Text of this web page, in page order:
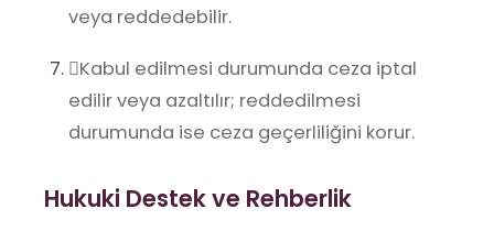
veya reddedebilir.
Kabul edilmesi durumunda ceza iptal
edilir veya azaltılır; reddedilmesi
durumunda ise ceza geçerliliğini korur.
Hukuki Destek ve Rehberlik